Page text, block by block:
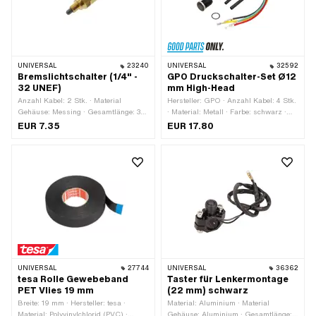
UNIVERSAL 23240
Bremslichtschalter (1/4" -
32 UNEF)
Anzahl Kabel: 2 Stk. · Material
Gehäuse: Messing · Gesamtlänge: 36
mm · Gewindeart: MF6x0.75
EUR 7.35
UNIVERSAL 32592
GPO Druckschalter-Set Ø12
mm High-Head
Hersteller: GPO · Anzahl Kabel: 4 Stk.
· Material: Metall · Farbe: schwarz ·
Gesamtlänge: 27 mm · Gewindeart:
EUR 17.80
UNIVERSAL 27744
tesa Rolle Gewebeband
PET Vlies 19 mm
Breite: 19 mm · Hersteller: tesa ·
Material: Polyvinylchlorid (PVC) ·
UNIVERSAL 36362
Taster für Lenkermontage
(22 mm) schwarz
Material: Aluminium · Material
Gehäuse: Aluminium · Gesamtlänge: